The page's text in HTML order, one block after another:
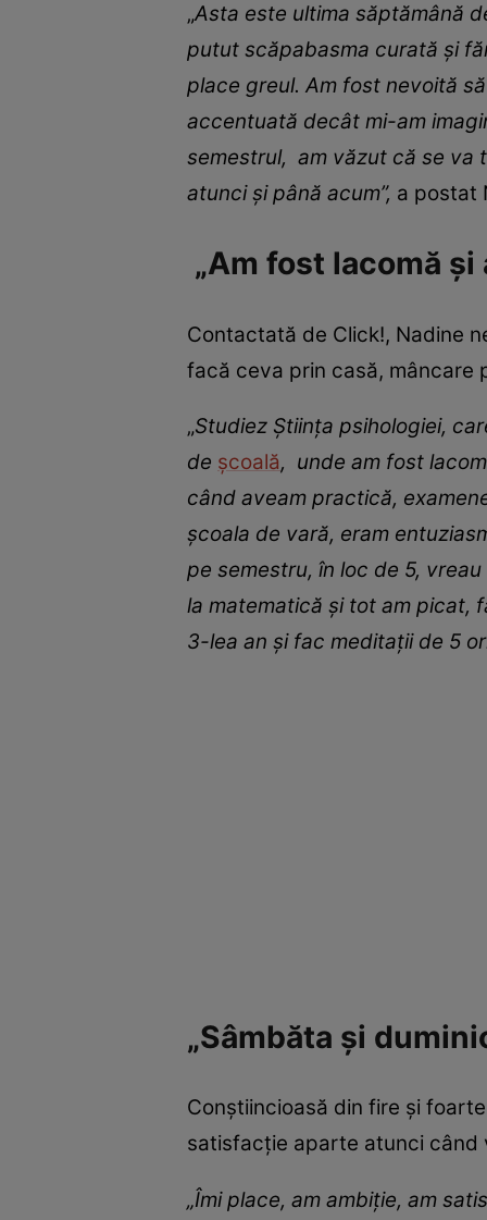
„Asta este ultima săptămână
putut scăpabasma curată și
place greul. Am fost nevoită
accentuată decât mi-am
semestrul, am văzut că se va
atunci și până acum”, a postat
„Am fost lacomă
Contactată de Click!, Nadine
facă ceva prin casă, mâncare
„Studiez Știința psihologiei,
de școală, unde am fost
când aveam practică,
școala de vară, eram
pe semestru, în loc de 5,
la matematică și tot am picat,
3-lea an și fac meditații de 5 or
„Sâmbăta și
Conștiincioasă din fire și
satisfacție aparte atunci când
„Îmi place, am ambiție, am